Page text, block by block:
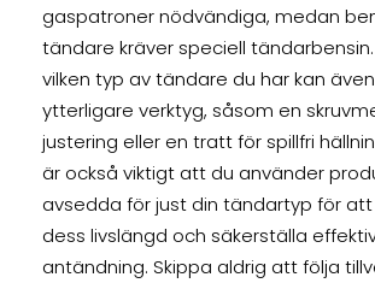
gaspatroner nödvändiga, medan
tändare kräver speciell
vilken typ av tändare du har kan
ytterligare verktyg, såsom en
justering eller en tratt för spillfri
är också viktigt att du använder
avsedda för just din tändartyp för
dess livslängd och säkerställa
antändning. Skippa aldrig att följa